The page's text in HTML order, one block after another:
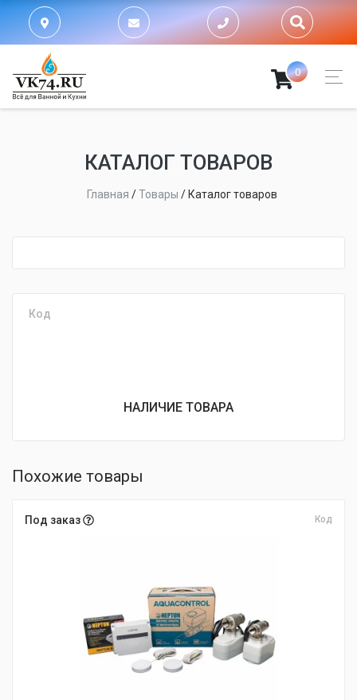
0
КАТАЛОГ ТОВАРОВ
Главная /Товары / Каталог товаров
Код
НАЛИЧИЕ ТОВАРА
Похожие товары
Под заказ Код